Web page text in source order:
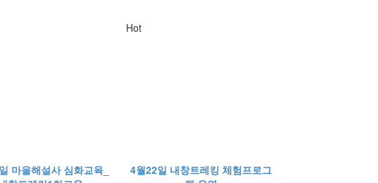
마을해설사 심화교육_
Hot
4월22일 내창트레킹 체험프로그